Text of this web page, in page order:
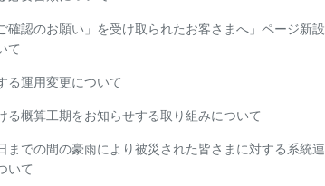
確認のお願い」を受け取られたお客さまへ」ページ新
て
る運用変更について
る概算工期をお知らせする取り組みについて
までの間の豪雨により被災された皆さまに対する系統
いて